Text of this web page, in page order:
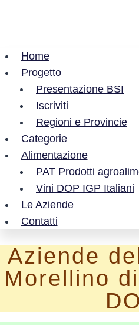
Home
Progetto
Presentazione BSI
Iscriviti
Regioni e Provincie
Categorie
Alimentazione
PAT Prodotti
Vini DOP IGP Italiani
Le Aziende
Contatti
Aziende
Morellino